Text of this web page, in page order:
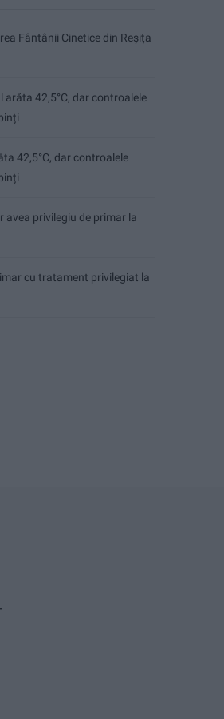
Fântânii Cinetice din Reșița
arăta 42,5°C, dar controalele
42,5°C, dar controalele
avea privilegiu de primar la
cu tratament privilegiat la